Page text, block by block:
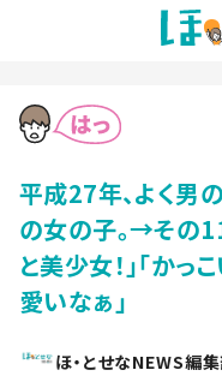
平成27年、よく男
の女の子。→その
と美少女！」「かっ
愛いなぁ」
ほ・とせなNEWS編